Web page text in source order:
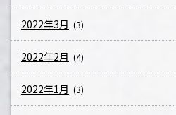
2022年3月 (3)
2022年2月 (4)
2022年1月 (3)